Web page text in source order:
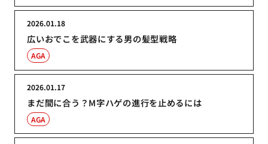
広いおでこを武器にする男の髪型戦略
2026.01.18
AGA
まだ間に合う？M字ハゲの進行を止めるには
2026.01.17
AGA